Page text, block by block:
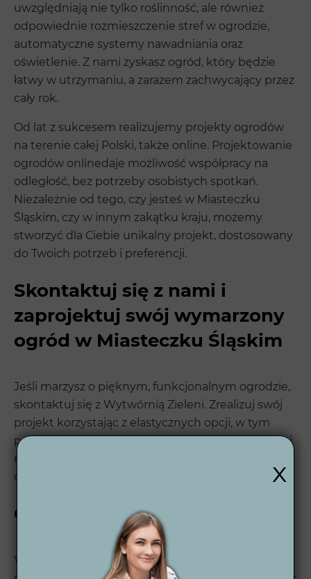
uwzględniają nie tylko roślinność, ale również
odpowiednie rozmieszczenie stref w ogrodzie,
automatyczne systemy nawadniania oraz
oświetlenie. Z nami zyskasz ogród, który będzie
łatwy w utrzymaniu, a zarazem zachwycający przez
cały rok.
Od lat z sukcesem realizujemy projekty ogrodów
na terenie całej Polski, także online. Projektowanie
ogrodów onlinedaje możliwość współpracy na
odległość, bez potrzeby osobistych spotkań.
Niezależnie od tego, czy jesteś w Miasteczku
Śląskim, czy w innym zakątku kraju, możemy
stworzyć dla Ciebie unikalny projekt, dostosowany
do Twoich potrzeb i preferencji.
Skontaktuj się z nami i
zaprojektuj swój wymarzony
ogród w Miasteczku Śląskim
Jeśli marzysz o pięknym, funkcjonalnym ogrodzie,
skontaktuj się z Wytwórnią Zieleni. Zrealizuj swój
projekt korzystając z elastycznych opcji, w tym
projektowania online. Wypełnijformularz wycenyi
rozpocznij swoją przygodę z wymarzonym
ogrodem już dziś!
O Wytwórni Zieleni
Wytwórnia Zieleni to firma z 12-letnim
x